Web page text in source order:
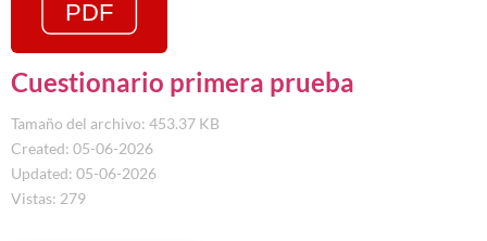
Cuestionario primera prueba
Tamaño del archivo: 453.37 KB
Created: 05-06-2026
Updated: 05-06-2026
Vistas: 279